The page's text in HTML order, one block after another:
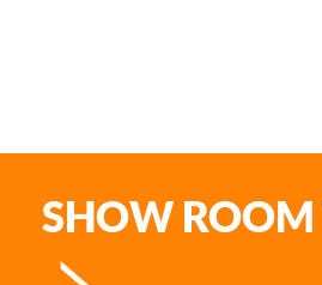
SHOW ROOM